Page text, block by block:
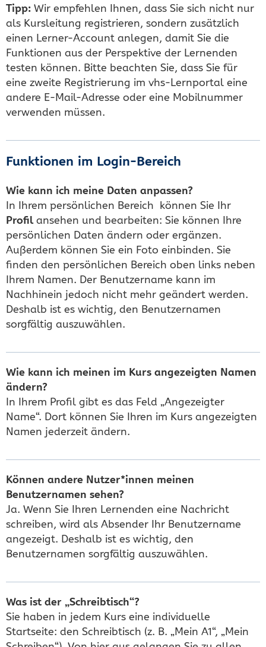
Tipp: Wir empfehlen Ihnen, dass Sie sich nicht nur
als Kursleitung registrieren, sondern zusätzlich
einen Lerner-Account anlegen, damit Sie die
Funktionen aus der Perspektive der Lernenden
testen können. Bitte beachten Sie, dass Sie für
eine zweite Registrierung im vhs-Lernportal eine
andere E-Mail-Adresse oder eine Mobilnummer
verwenden müssen.
Funktionen im Login-Bereich
Wie kann ich meine Daten anpassen?
In Ihrem persönlichen Bereich können Sie Ihr
Profilansehen und bearbeiten: Sie können Ihre
persönlichen Daten ändern oder ergänzen.
Außerdem können Sie ein Foto einbinden. Sie
finden den persönlichen Bereich oben links neben
Ihrem Namen. Der Benutzername kann im
Nachhinein jedoch nicht mehr geändert werden.
Deshalb ist es wichtig, den Benutzernamen
sorgfältig auszuwählen.
Wie kann ich meinen im Kurs angezeigten Namen
ändern?
In Ihrem Profil gibt es das Feld „Angezeigter
Name“. Dort können Sie Ihren im Kurs angezeigten
Namen jederzeit ändern.
Können andere Nutzer*innen meinen
Benutzernamen sehen?
Ja. Wenn Sie Ihren Lernenden eine Nachricht
schreiben, wird als Absender Ihr Benutzername
angezeigt. Deshalb ist es wichtig, den
Benutzernamen sorgfältig auszuwählen.
Was ist der „Schreibtisch“?
Sie haben in jedem Kurs eine individuelle
Startseite: den Schreibtisch (z. B. „Mein A1“, „Mein